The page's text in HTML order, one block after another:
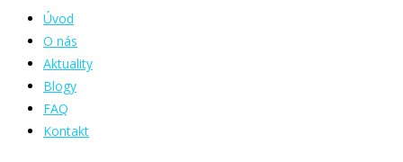
Úvod
O nás
Aktuality
Blogy
FAQ
Kontakt